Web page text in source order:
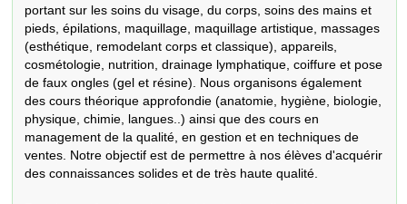
portant sur les soins du visage, du corps, soins des mains et
pieds, épilations, maquillage, maquillage artistique, massages
(esthétique, remodelant corps et classique), appareils,
cosmétologie, nutrition, drainage lymphatique, coiffure et pose
de faux ongles (gel et résine). Nous organisons également
des cours théorique approfondie (anatomie, hygiène, biologie,
physique, chimie, langues..) ainsi que des cours en
management de la qualité, en gestion et en techniques de
ventes. Notre objectif est de permettre à nos élèves d'acquérir
des connaissances solides et de très haute qualité.